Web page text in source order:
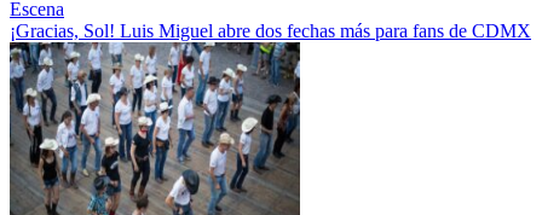
Escena
¡Gracias, Sol! Luis Miguel abre dos fechas más para fans de CDMX